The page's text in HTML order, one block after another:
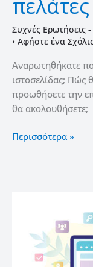
Συχνές Ερωτήσεις -
• Αφήστε ένα
Αναρωτηθήκατε
ιστοσελίδας; Πώς
προωθήσετε την
θα ακολουθήσετε;
σας
Περισσότερα »
eshop